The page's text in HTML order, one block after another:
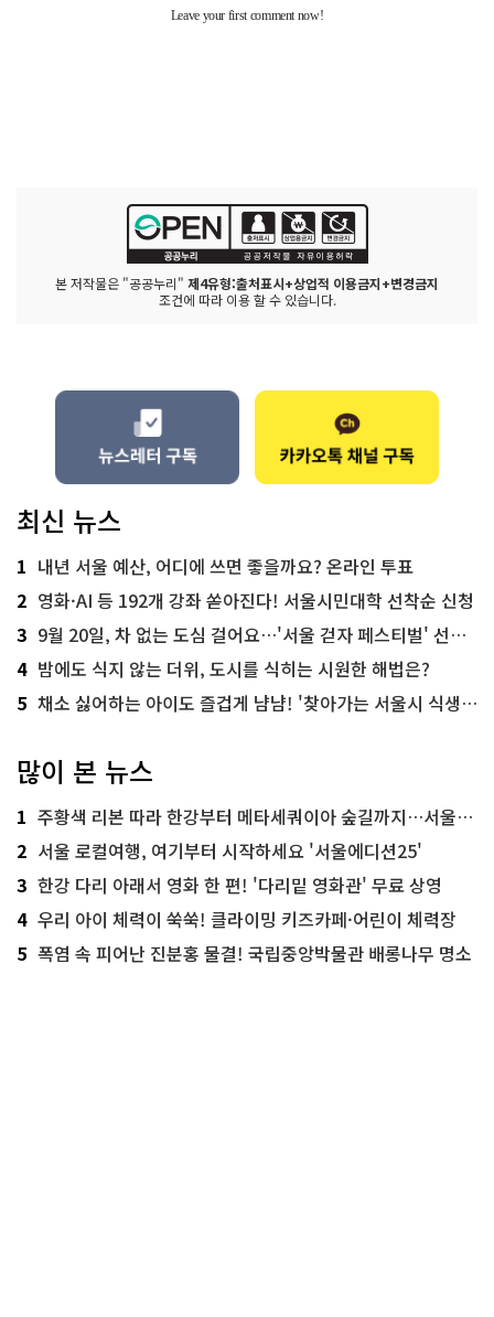
본 저작물은 "공공누리" 제4유형:출처표시+상업적 이용금지+변경금지
조건에 따라 이용 할 수 있습니다.
최신 뉴스
1 내년 서울 예산, 어디에 쓰면 좋을까요? 온라인 투표
2 영화·AI 등 192개 강좌 쏟아진다! 서울시민대학 선착순 신청
3 9월 20일, 차 없는 도심 걸어요…'서울 걷자 페스티벌' 선착순 5천명
4 밤에도 식지 않는 더위, 도시를 식히는 시원한 해법은?
5 채소 싫어하는 아이도 즐겁게 냠냠! '찾아가는 서울시 식생활 교육' 현장
많이 본 뉴스
1 주황색 리본 따라 한강부터 메타세쿼이아 숲길까지…서울둘레길 15코스
2 서울 로컬여행, 여기부터 시작하세요 '서울에디션25'
3 한강 다리 아래서 영화 한 편! '다리밑 영화관' 무료 상영
4 우리 아이 체력이 쑥쑥! 클라이밍 키즈카페·어린이 체력장
5 폭염 속 피어난 진분홍 물결! 국립중앙박물관 배롱나무 명소